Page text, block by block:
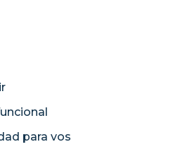
para vos